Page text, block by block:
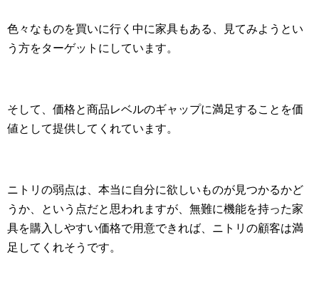
色々なものを買いに行く中に家具もある、見てみようとい
う方をターゲットにしています。
そして、価格と商品レベルのギャップに満足することを価
値として提供してくれています。
ニトリの弱点は、本当に自分に欲しいものが見つかるかど
うか、という点だと思われますが、無難に機能を持った家
具を購入しやすい価格で用意できれば、ニトリの顧客は満
足してくれそうです。